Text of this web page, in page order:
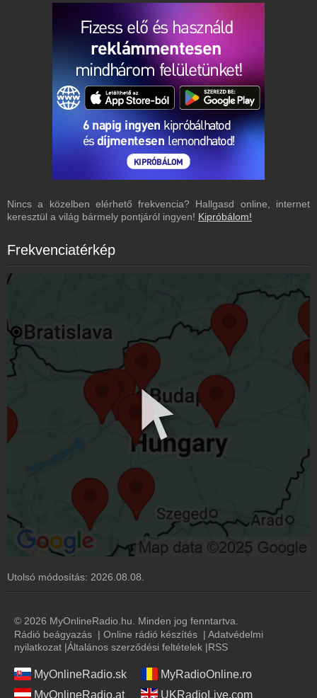
Nincs a közelben elérhető frekvencia? Hallgasd online, internet
keresztül a világ bármely pontjáról ingyen! Kipróbálom!
Frekvenciatérkép
Utolsó módosítás: 2026.08.08.
© 2026 MyOnlineRadio.hu. Minden jog fenntartva.
Rádió beágyazás | Online rádió készítés | Adatvédelmi
nyilatkozat |Általános szerződési feltételek |RSS
MyOnlineRadio.sk
MyRadioOnline.ro
MyOnlineRadio.at
UKRadioLive.com